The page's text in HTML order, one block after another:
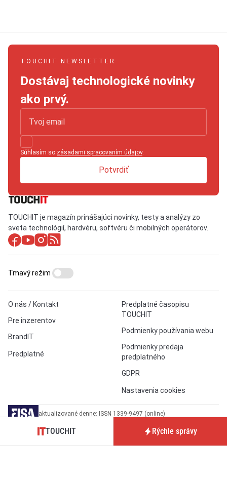
TOUCHIT NEWSLETTER
Dostávaj technologické novinky
ako prvý.
Súhlasím so zásadami spracovaním údajov.
Potvrdiť
TOUCHIT je magazín prinášajúci novinky, testy a analýzy zo
sveta technológií, hardvéru, softvéru či mobilných operátorov.
O nás / Kontakt
Pre inzerentov
BrandIT
Predplatné
Predplatné časopisu
TOUCHIT
Podmienky používania webu
Podmienky predaja
predplatného
GDPR
Nastavenia cookies
Tmavý režim
aktualizované denne: ISSN 1339-9497 (online)
a ISSN 1339-939X (tlačené vydanie)
TOUCHIT Rýchle správy